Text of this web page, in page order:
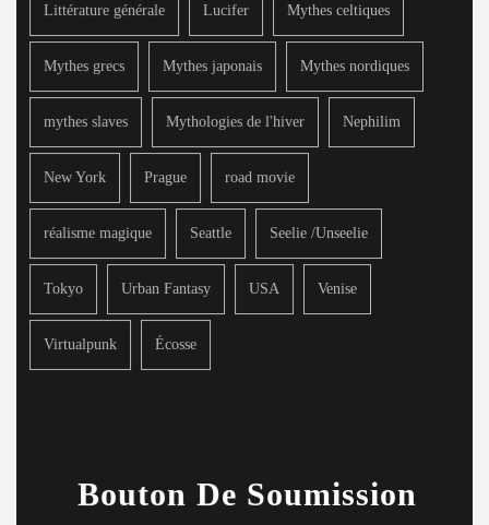
Littérature générale Lucifer Mythes celtiques
Mythes grecs Mythes japonais Mythes nordiques
mythes slaves Mythologies de l'hiver Nephilim
New York Prague road movie
réalisme magique Seattle Seelie /Unseelie
Tokyo Urban Fantasy USA Venise
Virtualpunk Écosse
Bouton De Soumission